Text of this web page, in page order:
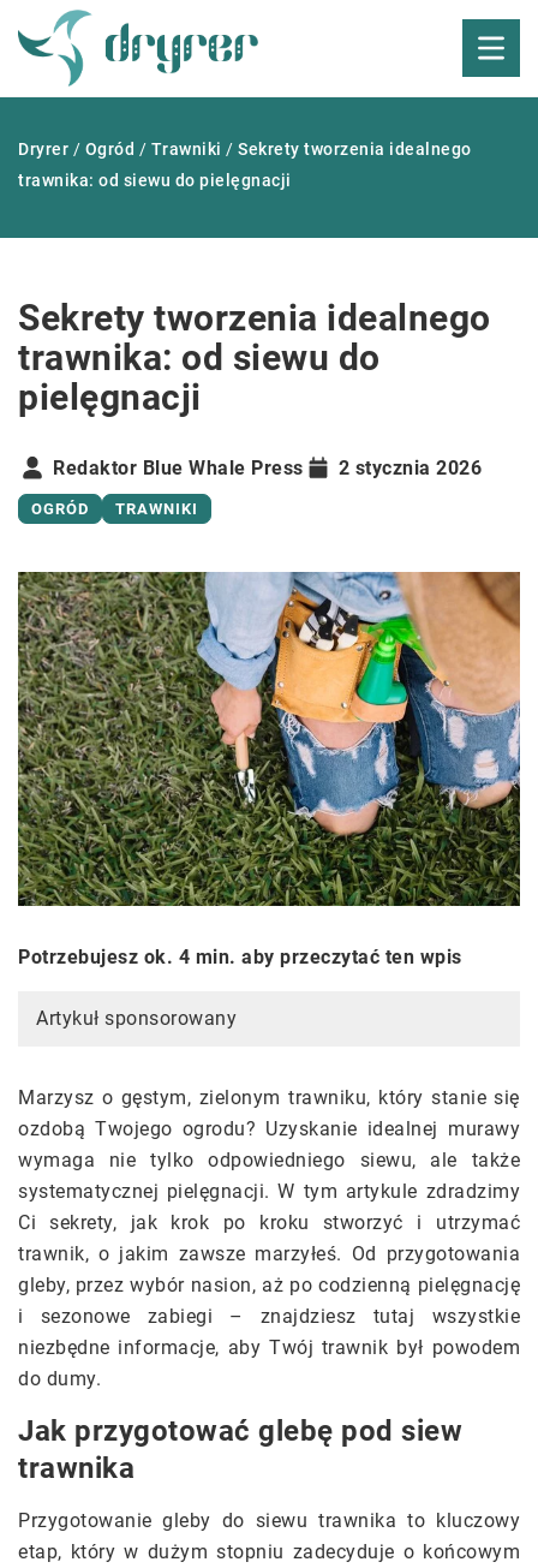
Dryrer / Ogród / Trawniki / Sekrety tworzenia idealnego
trawnika: od siewu do pielęgnacji
Sekrety tworzenia idealnego
trawnika: od siewu do
pielęgnacji
Redaktor Blue Whale Press 2 stycznia 2026
OGRÓD TRAWNIKI
Potrzebujesz ok. 4 min. aby przeczytać ten wpis
Artykuł sponsorowany
Marzysz o gęstym, zielonym trawniku, który stanie się
ozdobą Twojego ogrodu? Uzyskanie idealnej murawy
wymaga nie tylko odpowiedniego siewu, ale także
systematycznej pielęgnacji. W tym artykule zdradzimy
Ci sekrety, jak krok po kroku stworzyć i utrzymać
trawnik, o jakim zawsze marzyłeś. Od przygotowania
gleby, przez wybór nasion, aż po codzienną pielęgnację
i sezonowe zabiegi – znajdziesz tutaj wszystkie
niezbędne informacje, aby Twój trawnik był powodem
do dumy.
Jak przygotować glebę pod siew
trawnika
Przygotowanie gleby do siewu trawnika to kluczowy
etap, który w dużym stopniu zadecyduje o końcowym